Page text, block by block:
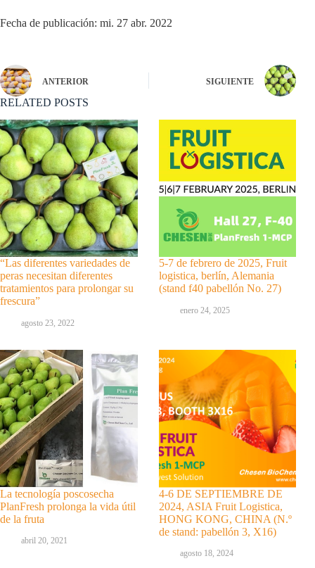
Fecha de publicación: mi. 27 abr. 2022
ANTERIOR SIGUIENTE
RELATED POSTS
“Las diferentes variedades de
peras necesitan diferentes
tratamientos para prolongar su
frescura”
agosto 23, 2022
5-7 de febrero de 2025, Fruit
logistica, berlín, Alemania
(stand f40 pabellón No. 27)
enero 24, 2025
La tecnología poscosecha
PlanFresh prolonga la vida útil
de la fruta
abril 20, 2021
4-6 DE SEPTIEMBRE DE
2024, ASIA Fruit Logistica,
HONG KONG, CHINA (N.º
de stand: pabellón 3, X16)
agosto 18, 2024